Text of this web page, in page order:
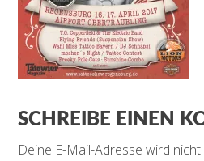
SCHREIBE EINEN
Deine E-Mail-Adresse wird